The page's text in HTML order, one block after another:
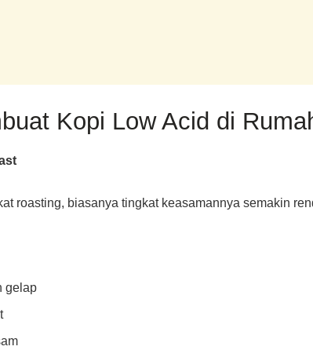
Kopi Low Acid di
roasting, biasanya tingkat keasamannya semakin
gelap